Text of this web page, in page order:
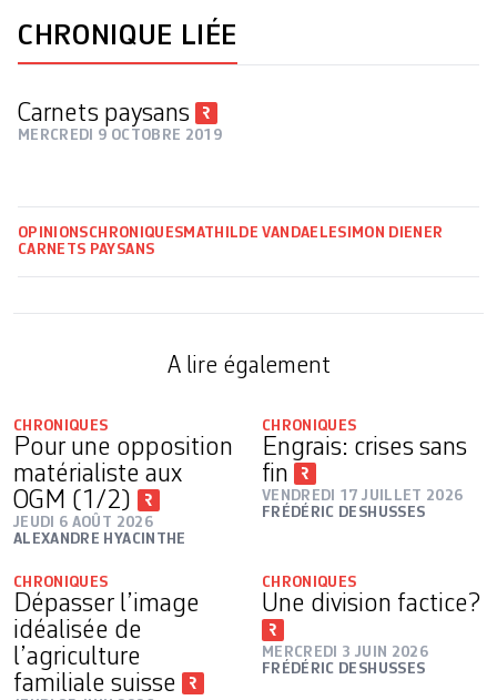
CHRONIQUE LIÉE
Carnets paysans
MERCREDI 9 OCTOBRE 2019
OPINIONSCHRONIQUES MATHILDE VANDAELESIMON DIENER
CARNETS PAYSANS
A lire également
CHRONIQUES
Pour une opposition
matérialiste aux
OGM (1/2)
JEUDI 6 AOÛT 2026
ALEXANDRE HYACINTHE
CHRONIQUES
Engrais: crises sans
fin
VENDREDI 17 JUILLET 2026
FRÉDÉRIC DESHUSSES
CHRONIQUES
Dépasser l’image
idéalisée de
l’agriculture
familiale suisse
CHRONIQUES
Une division factice?
MERCREDI 3 JUIN 2026
FRÉDÉRIC DESHUSSES